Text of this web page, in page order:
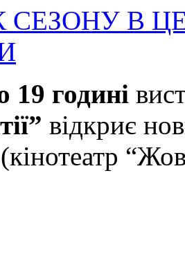
В
19 годині
відкриє
(кінотеатр